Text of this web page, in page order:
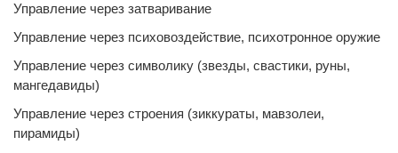
Управление через затваривание
Управление через психовоздействие, психотронное оружие
Управление через символику (звезды, свастики, руны,
мангедавиды)
Управление через строения (зиккураты, мавзолеи,
пирамиды)